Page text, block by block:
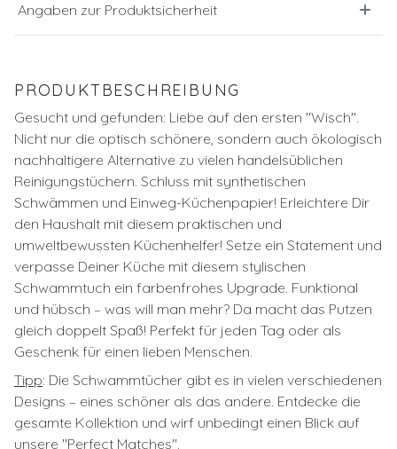
Angaben zur Produktsicherheit
PRODUKTBESCHREIBUNG
Gesucht und gefunden: Liebe auf den ersten ''Wisch''.
Nicht nur die optisch schönere, sondern auch ökologisch
nachhaltigere Alternative zu vielen handelsüblichen
Reinigungstüchern. Schluss mit synthetischen
Schwämmen und Einweg-Küchenpapier! Erleichtere Dir
den Haushalt mit diesem praktischen und
umweltbewussten Küchenhelfer! Setze ein Statement und
verpasse Deiner Küche mit diesem stylischen
Schwammtuch ein farbenfrohes Upgrade. Funktional
und hübsch – was will man mehr? Da macht das Putzen
gleich doppelt Spaß! Perfekt für jeden Tag oder als
Geschenk für einen lieben Menschen.
Tipp: Die Schwammtücher gibt es in vielen verschiedenen
Designs – eines schöner als das andere. Entdecke die
gesamte Kollektion und wirf unbedingt einen Blick auf
unsere ''Perfect Matches''.